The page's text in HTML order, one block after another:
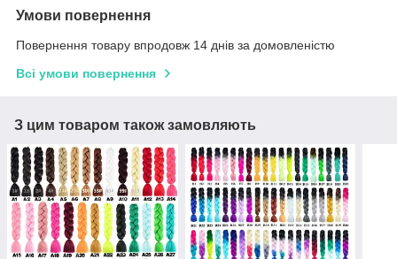
Умови повернення
Повернення товару впродовж 14 днів за домовленістю
Всі умови повернення
З цим товаром також замовляють